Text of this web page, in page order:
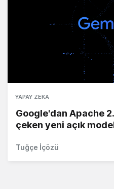
YAPAY ZEKA
Google'dan Apache
çeken yeni açık
Tuğçe İçözü